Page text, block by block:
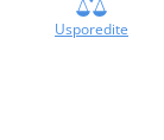
Usporedite